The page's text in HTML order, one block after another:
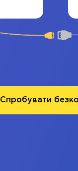
Спробувати